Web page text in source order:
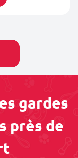
gardes
près de